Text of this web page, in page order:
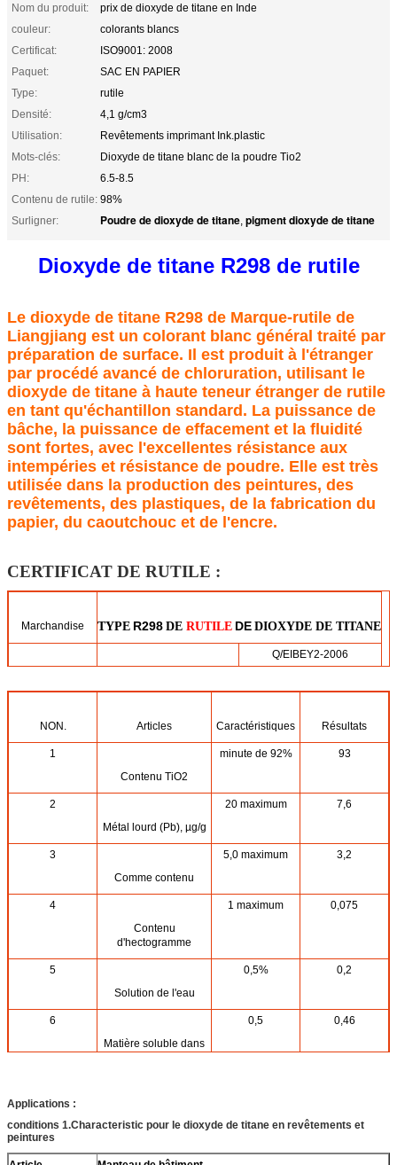
Nom du produit:
prix de dioxyde de titane en Inde
couleur:
colorants blancs
Certificat:
ISO9001: 2008
Paquet:
SAC EN PAPIER
Type:
rutile
Densité:
4,1 g/cm3
Utilisation:
Revêtements imprimant Ink.plastic
Mots-clés:
Dioxyde de titane blanc de la poudre Tio2
PH:
6.5-8.5
Contenu de rutile: 98%
Surligner:
Poudre de dioxyde de titane, pigment dioxyde de titane
Dioxyde de titane R298 de rutile
Le dioxyde de titane R298 de Marque-rutile de
Liangjiang est un colorant blanc général traité par
préparation de surface. Il est produit à l'étranger
par procédé avancé de chloruration, utilisant le
dioxyde de titane à haute teneur étranger de rutile
en tant qu'échantillon standard. La puissance de
bâche, la puissance de effacement et la fluidité
sont fortes, avec l'excellentes résistance aux
intempéries et résistance de poudre. Elle est très
utilisée dans la production des peintures, des
revêtements, des plastiques, de la fabrication du
papier, du caoutchouc et de l'encre.
CERTIFICAT DE RUTILE :
Marchandise TYPE R298 DE RUTILE DE DIOXYDE DE TITANE
Q/EIBEY2-2006
Cas Poids net 20MT
NON. Articles Caractéristiques Résultats
1
Contenu TiO2
minute de 92% 93
2
Métal lourd (Pb), µg/g
20 maximum 7,6
3
Comme contenu
5,0 maximum 3,2
4
Contenu
d'hectogramme
1 maximum 0,075
5
Solution de l'eau
0,5% 0,2
6
Matière soluble dans
0,5 0,46
8
Blancheur
Applications :
conditions 1.Characteristic pour le dioxyde de titane en revêtements et
peintures